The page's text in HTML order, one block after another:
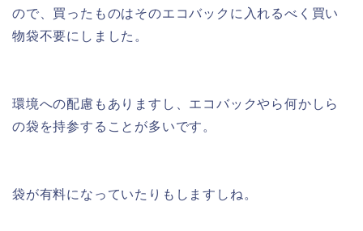
ので、買ったものはそのエコバックに入れるべく買い
物袋不要にしました。
環境への配慮もありますし、エコバックやら何かしら
の袋を持参することが多いです。
袋が有料になっていたりもしますしね。